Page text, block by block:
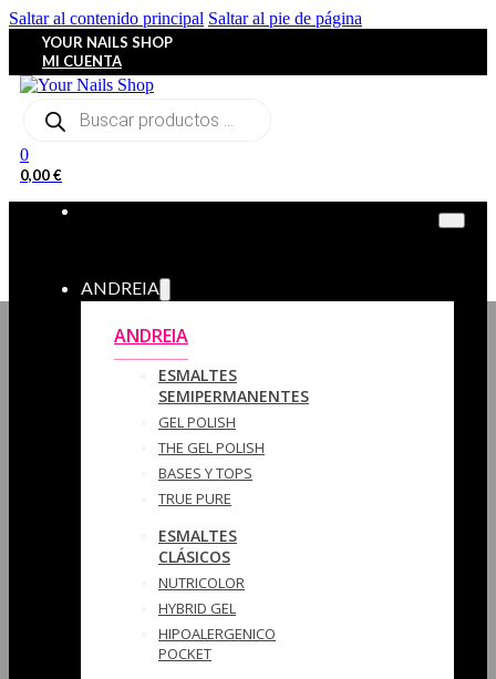
Saltar al contenido principal Saltar al pie de página
YOUR NAILS SHOP
MI CUENTA
0
0,00€
ANDREIA
ANDREIA
ESMALTES
SEMIPERMANENTES
GEL POLISH
THE GEL POLISH
BASES Y‎ TOPS
TRUE PURE
ESMALTES
CLÁSICOS
NUTRICOLOR
HYBRID GEL
HIPOALERGENICO
POCKET